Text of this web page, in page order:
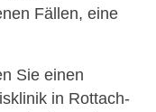
Fällen, eine
Sie einen
in Rottach-